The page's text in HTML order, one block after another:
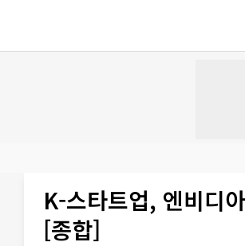
K-스타트업, 엔비디
[종합]